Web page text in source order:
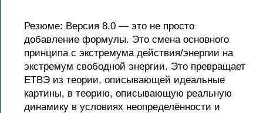
Резюме: Версия 8.0 — это не просто
добавление формулы. Это смена основного
принципа с экстремума действия/энергии на
экстремум свободной энергии. Это превращает
ЕТВЭ из теории, описывающей идеальные
картины, в теорию, описывающую реальную
динамику в условиях неопределённости и